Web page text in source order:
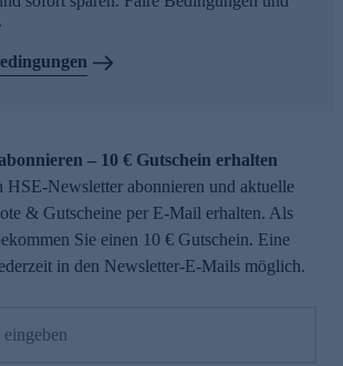
– 10 € Gutschein erhalten
HSE-Newsletter abonnieren und aktuelle
& Gutscheine per E-Mail erhalten. Als
Sie einen 10 € Gutschein. Eine
in den Newsletter-E-Mails möglich.